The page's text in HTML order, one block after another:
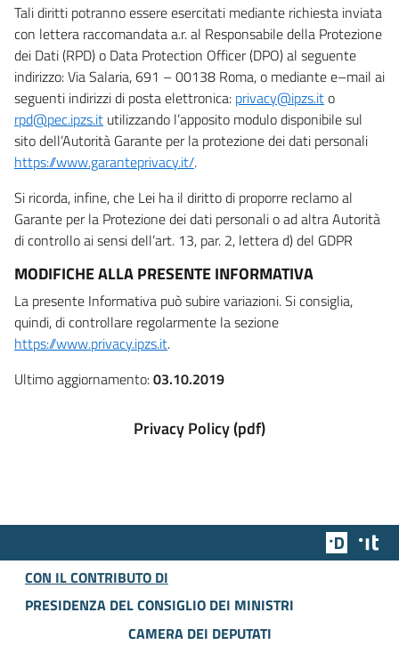
Tali diritti potranno essere esercitati mediante richiesta inviata
con lettera raccomandata a.r. al Responsabile della Protezione
dei Dati (RPD) o Data Protection Officer (DPO) al seguente
indirizzo: Via Salaria, 691 – 00138 Roma, o mediante e–mail ai
seguenti indirizzi di posta elettronica: privacy@ipzs.ito
rpd@pec.ipzs.it utilizzando l’apposito modulo disponibile sul
sito dell’Autorità Garante per la protezione dei dati personali
https://www.garanteprivacy.it/.
Si ricorda, infine, che Lei ha il diritto di proporre reclamo al
Garante per la Protezione dei dati personali o ad altra Autorità
di controllo ai sensi dell’art. 13, par. 2, lettera d) del GDPR
MODIFICHE ALLA PRESENTE INFORMATIVA
La presente Informativa può subire variazioni. Si consiglia,
quindi, di controllare regolarmente la sezione
https://www.privacy.ipzs.it.
Ultimo aggiornamento:03.10.2019
Privacy Policy (pdf)
Team
CON IL CONTRIBUTO DI
PRESIDENZA DEL CONSIGLIO DEI MINISTRI
CAMERA DEI DEPUTATI